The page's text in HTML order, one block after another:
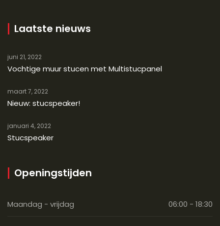
Laatste nieuws
juni 21, 2022
Vochtige muur stucen met Multistucpanel
maart 7, 2022
Nieuw: stucspeaker!
januari 4, 2022
Stucspeaker
Openingstijden
Maandag - vrijdag 06:00 - 18:30